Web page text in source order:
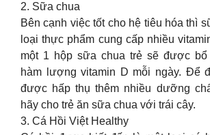
2. Sữa chua
Bên cạnh việc tốt cho hệ tiêu hóa thì
loại thực phẩm cung cấp nhiều
một 1 hộp sữa chua trẻ sẽ được bổ
hàm lượng vitamin D mỗi ngày. Để
được hấp thụ thêm nhiều dưỡng
hãy cho trẻ ăn sữa chua với trái cây.
3. Cá Hồi Việt Healthy